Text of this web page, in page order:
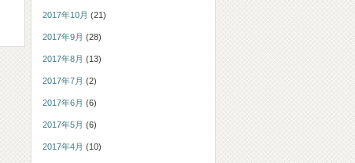
2017年10月 (21)
2017年9月 (28)
2017年8月 (13)
2017年7月 (2)
2017年6月 (6)
2017年5月 (6)
2017年4月 (10)